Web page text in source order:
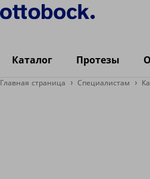
Каталог Протезы
Главная страница Специалистам